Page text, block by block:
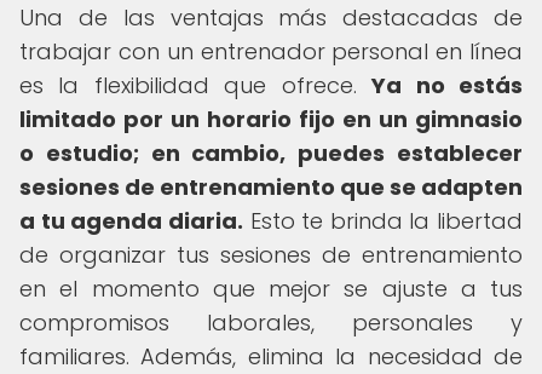
Una de las ventajas más destacadas de
trabajar con un entrenador personal en línea
es la flexibilidad que ofrece.Ya no estás
limitado por un horario fijo en un gimnasio
o estudio; en cambio, puedes establecer
sesiones de entrenamiento que se adapten
a tu agenda diaria. Esto te brinda la libertad
de organizar tus sesiones de entrenamiento
en el momento que mejor se ajuste a tus
compromisos laborales, personales y
familiares. Además, elimina la necesidad de